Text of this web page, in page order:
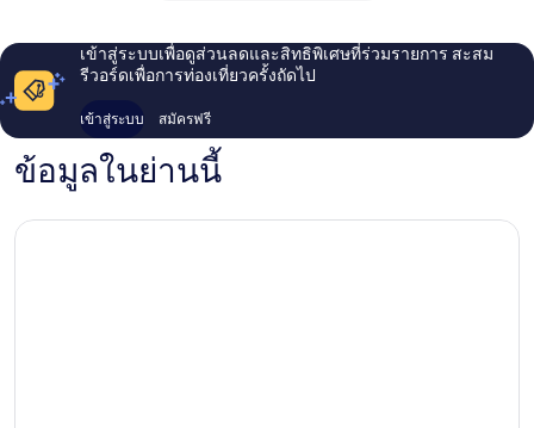
เข้าสู่ระบบเพื่อดูส่วนลดและสิทธิพิเศษที่ร่วมรายการ สะสม
รีวอร์ดเพื่อการท่องเที่ยวครั้งถัดไป
เข้าสู่ระบบ สมัครฟรี
ข้อมูลในย่านนี้